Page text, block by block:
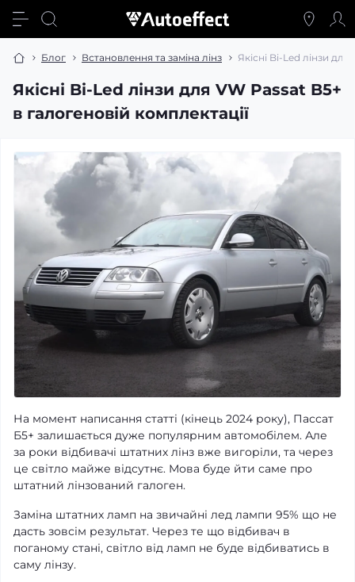
Блог Встановлення та заміна лінз Якісні Bi-Led лінзи
Якісні Bi-Led лінзи для VW Passat B5+
в галогеновій комплектації
На момент написання статті (кінець 2024 року), Пассат
Б5+ залишається дуже популярним автомобілем. Але
за роки відбивачі штатних лінз вже вигоріли, та через
це світло майже відсутнє. Мова буде йти саме про
штатний лінзований галоген.
Заміна штатних ламп на звичайні лед лампи 95% що не
дасть зовсім результат. Через те що відбивач в
поганому стані, світло від ламп не буде відбиватись в
саму лінзу.